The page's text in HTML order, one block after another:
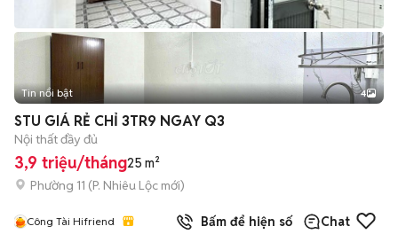
Tin nổi bật 4
STU GIÁ RẺ CHỈ 3TR9 NGAY Q3
Nội thất đầy đủ
3,9 triệu/tháng25 m²
Phường 11 (P. Nhiêu Lộc mới)
Công Tài Hifriend Bấm để hiện số Chat